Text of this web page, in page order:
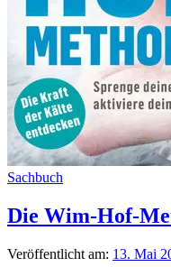
Sachbuch
Die Wim-Hof-
Veröffentlicht am: 13. Mai